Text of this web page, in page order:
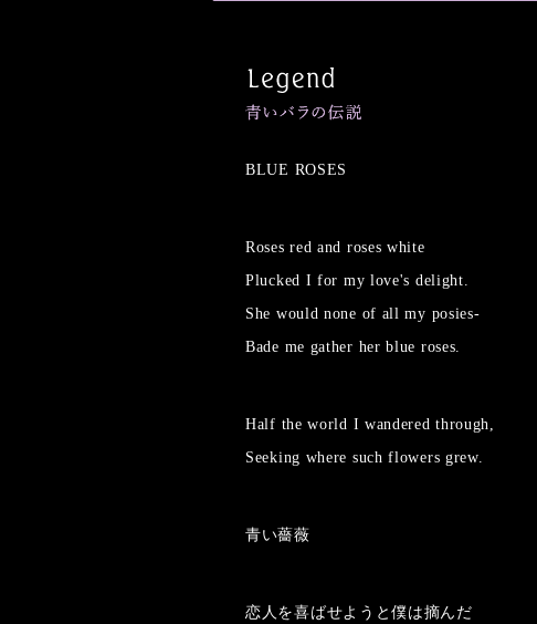
BLUE ROSES
Roses red and roses white
Plucked I for my love's delight.
She would none of all my posies-
Bade me gather her blue roses.
Half the world I wandered through,
Seeking where such flowers grew.
青い薔薇
恋人を喜ばせようと僕は摘んだ